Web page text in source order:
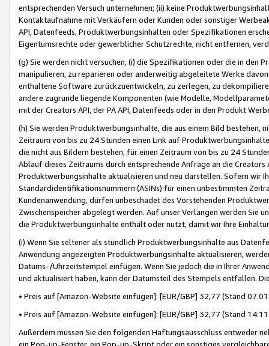
entsprechenden Versuch unternehmen; (ii) keine
Kontaktaufnahme mit Verkäufern oder Kunden oder sonstiger
API, Datenfeeds, Produktwerbungsinhalten oder Spezifikationen
Eigentumsrechte oder gewerblicher Schutzrechte, nicht entfernen,
(g) Sie werden nicht versuchen, (i) die Spezifikationen oder die in
manipulieren, zu reparieren oder anderweitig abgeleitete Werke
enthaltene Software zurückzuentwickeln, zu zerlegen, zu
andere zugrunde liegende Komponenten (wie Modelle,
mit der Creators API, der PA API, Datenfeeds oder in den Produkt
(h) Sie werden Produktwerbungsinhalte, die aus einem Bild bestehen,
Zeitraum von bis zu 24 Stunden einen Link auf
die nicht aus Bildern bestehen, für einen Zeitraum von bis zu 24
Ablauf dieses Zeitraums durch entsprechende Anfrage an die
Produktwerbungsinhalte aktualisieren und neu darstellen. Sofern wir
Standardidentifikationsnummern (ASINs) für einen unbestimmten
Kundenanwendung, dürfen unbeschadet des Vorstehenden
Zwischenspeicher abgelegt werden. Auf unser Verlangen werden Sie
die Produktwerbungsinhalte enthält oder nutzt, damit wir Ihre
(i) Wenn Sie seltener als stündlich Produktwerbungsinhalte aus
Anwendung angezeigten Produktwerbungsinhalte aktualisieren,
Datums-/Uhrzeitstempel einfügen. Wenn Sie jedoch die in Ihrer
und aktualisiert haben, kann der Datumsteil des Stempels entfallen.
• Preis auf [Amazon-Website einfügen]: [EUR/GBP] 32,77 (Stand
• Preis auf [Amazon-Website einfügen]: [EUR/GBP] 32,77 (Stand
Außerdem müssen Sie den folgenden Haftungsausschluss entweder
ein Pop-up-Fenster, ein Pop-up-Skript oder ein sonstiges